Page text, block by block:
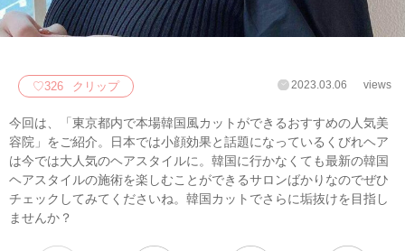
♡326 クリップ 2023.03.06 views
今回は、「東京都内で本場韓国風カットができるおすすめの人気美
容院」をご紹介。日本では小顔効果と話題になっているくびれヘア
は今では大人気のヘアスタイルに。韓国に行かなくても最新の韓国
ヘアスタイルの施術を楽しむことができるサロンばかりなのでぜひ
チェックしてみてくださいね。韓国カットでさらに垢抜けを目指し
ませんか？